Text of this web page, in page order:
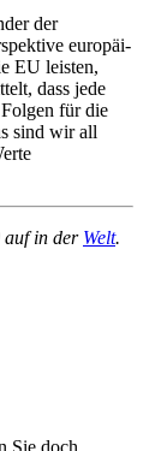
der
europäi­
EU leisten,
dass jede
für die
sind wir all
auf in der Welt.